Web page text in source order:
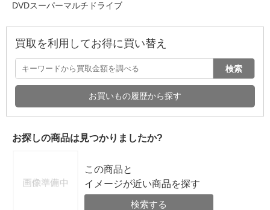
DVDスーパーマルチドライブ
買取を利用してお得に買い替え
検索
お買いもの履歴から探す
お探しの商品は見つかりましたか?
この商品と
イメージが近い商品を探す
検索する